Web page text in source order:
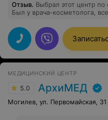
Отзыв. Выбрал этот центр
Был у врача-косметолога,
более чем устраивает.
МЕДИЦИНСКИЙ ЦЕНТР
5.0 АрхиМЕД
Могилев, ул. Первомайская, 31